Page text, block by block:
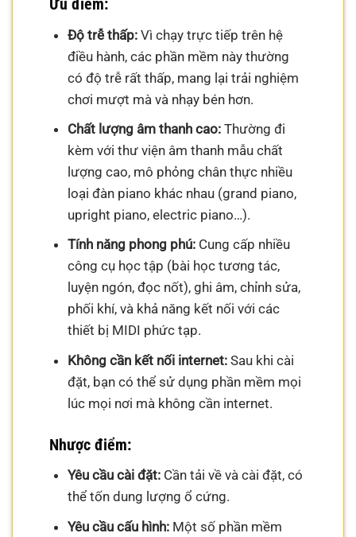
Ưu điểm:
Độ trễ thấp:Vì chạy trực tiếp trên hệ
điều hành, các phần mềm này thường
có độ trễ rất thấp, mang lại trải nghiệm
chơi mượt mà và nhạy bén hơn.
Chất lượng âm thanh cao:Thường đi
kèm với thư viện âm thanh mẫu chất
lượng cao, mô phỏng chân thực nhiều
loại đàn piano khác nhau (grand piano,
upright piano, electric piano…).
Tính năng phong phú:Cung cấp nhiều
công cụ học tập (bài học tương tác,
luyện ngón, đọc nốt), ghi âm, chỉnh sửa,
phối khí, và khả năng kết nối với các
thiết bị MIDI phức tạp.
Không cần kết nối internet:Sau khi cài
đặt, bạn có thể sử dụng phần mềm mọi
lúc mọi nơi mà không cần internet.
Nhược điểm:
Yêu cầu cài đặt:Cần tải về và cài đặt, có
thể tốn dung lượng ổ cứng.
Yêu cầu cấu hình:Một số phần mềm